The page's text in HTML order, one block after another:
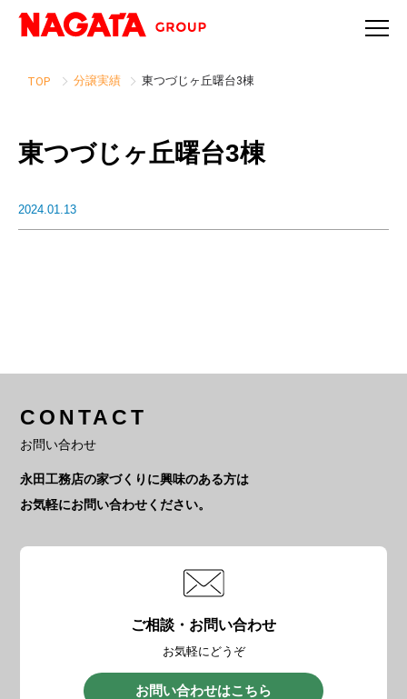
TOP 分譲実績 東つづじヶ丘曙台3棟
東つづじヶ丘曙台3棟
2024.01.13
CONTACT
お問い合わせ
永田工務店の家づくりに興味のある方は
お気軽にお問い合わせください。
ご相談・お問い合わせ
お気軽にどうぞ
お問い合わせはこちら